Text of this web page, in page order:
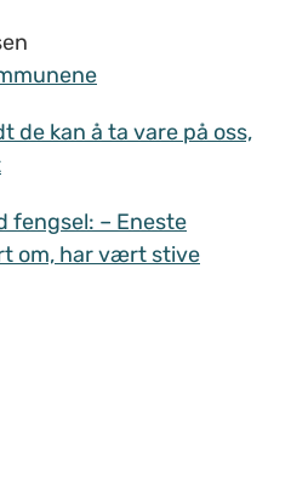
de kan å ta vare på oss,
fengsel: – Eneste
om, har vært stive